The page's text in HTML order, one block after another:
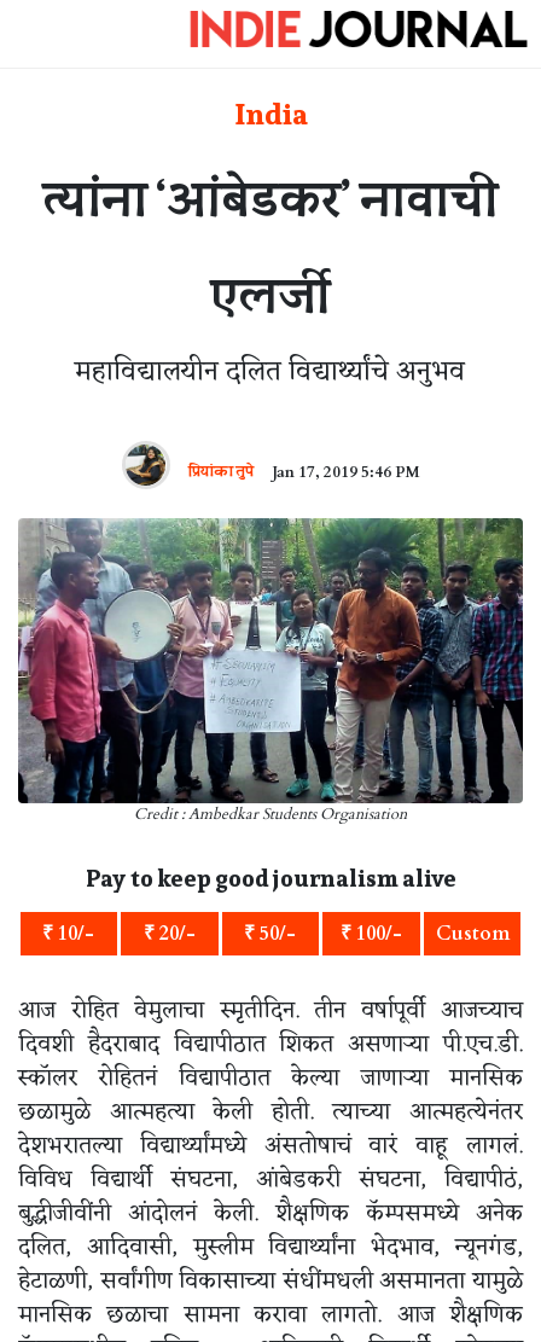
India
त्यांना ‘आंबेडकर’ नावाची
एलर्जी
महाविद्यालयीन दलित विद्यार्थ्यांचे अनुभव
प्रियांका तुपे Jan 17, 2019 5:46 PM
Credit : Ambedkar Students Organisation
Pay to keep good journalism alive
₹ 10/- ₹ 20/- ₹ 50/- ₹ 100/- Custom
आज रोहित वेमुलाचा स्मृतीदिन. तीन वर्षापूर्वी आजच्याच
दिवशी हैदराबाद विद्यापीठात शिकत असणाऱ्या पी.एच.डी.
स्कॉलर रोहितनं विद्यापीठात केल्या जाणाऱ्या मानसिक
छळामुळे आत्महत्या केली होती. त्याच्या आत्महत्येनंतर
देशभरातल्या विद्यार्थ्यांमध्ये अंसतोषाचं वारं वाहू लागलं.
विविध विद्यार्थी संघटना, आंबेडकरी संघटना, विद्यापीठं,
बुद्धीजीवींनी आंदोलनं केली. शैक्षणिक कॅम्पसमध्ये अनेक
दलित, आदिवासी, मुस्लीम विद्यार्थ्यांना भेदभाव, न्यूनगंड,
हेटाळणी, सर्वांगीण विकासाच्या संधींमधली असमानता यामुळे
मानसिक छळाचा सामना करावा लागतो. आज शैक्षणिक